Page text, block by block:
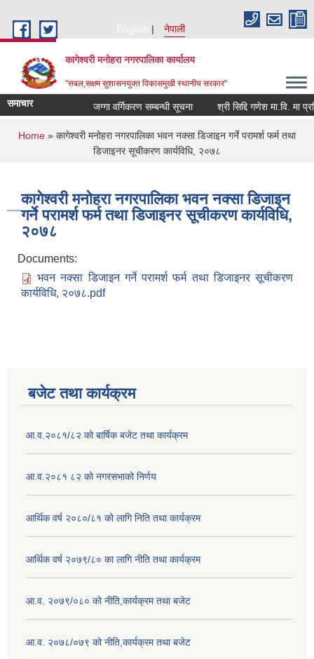
English
नेपाली
कागेश्वरी मनोहरा नगरपालिका कार्यालय
"सबल,सक्षम सुशासनयुक्त विकासमुखी स्थानीय सरकार"
समाचार जग्गा वर्गिकरण सम्बन्धी सूचना श्री सिद्दि गणेश मा.वि. मा
You are here
Home » कागेश्वरी मनोहरा नगरपालिका भवन नक्सा डिजाइन गर्ने परामर्श फर्म तथा
डिजाइनर सूचीकरण कार्यविधि, २०७८
कागेश्वरी मनोहरा नगरपालिका भवन नक्सा डिजाइन
गर्ने परामर्श फर्म तथा डिजाइनर सूचीकरण कार्यविधि,
२०७८
Documents:
भवन नक्सा डिजाइन गर्ने परामर्श फर्म तथा डिजाइनर सूचीकरण
कार्यविधि, २०७८.pdf
बजेट तथा कार्यक्रम
आ.व.२०८१/८२ को बार्षिक बजेट तथा कार्यक्रम
आ.व.२०८१ ८२ को नगरसभाको निर्णय
आर्थिक वर्ष २०८०/८१ को लागि निति तथा कार्यक्रम
आर्थिक वर्ष २०७९/८० का लागि नीति तथा कार्यक्रम
आ.व. २०७९/०८० को नीति,कार्यक्रम तथा बजेट
आ.व. २०७८/०७९ को नीति,कार्यक्रम तथा बजेट